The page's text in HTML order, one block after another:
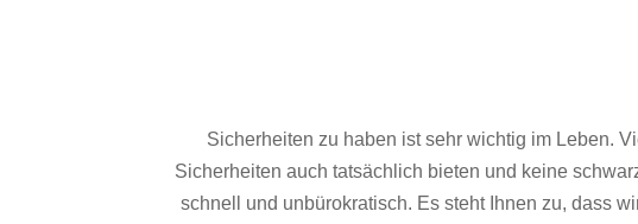
Sicherheiten zu haben ist sehr wichtig im Leben.
Sicherheiten auch tatsächlich bieten und keine
schnell und unbürokratisch. Es steht Ihnen zu, dass